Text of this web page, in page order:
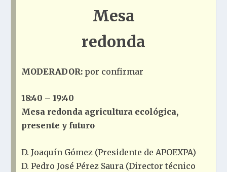
Mesa
redonda
MODERADOR: por confirmar
18:40 – 19:40
Mesa redonda agricultura ecológica,
presente y futuro
D. Joaquín Gómez (Presidente de APOEXPA)
D. Pedro José Pérez Saura (Director técnico